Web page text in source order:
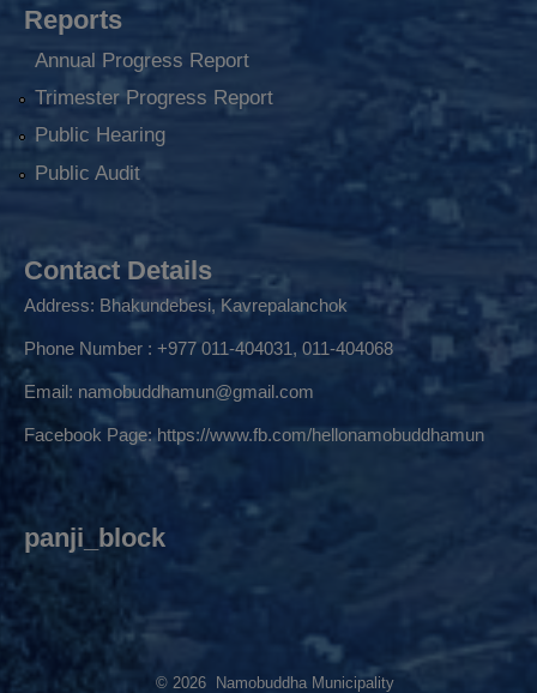
Reports
Annual Progress Report
Trimester Progress Report
Public Hearing
Public Audit
Contact Details
Address: Bhakundebesi, Kavrepalanchok
Phone Number : +977 011-404031, 011-404068
Email: namobuddhamun@gmail.com
Facebook Page:https://www.fb.com/hellonamobuddhamun
panji_block
© 2026 Namobuddha Municipality